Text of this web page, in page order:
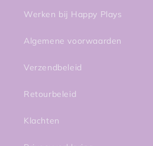
Werken bij Happy Plays
Algemene voorwaarden
Verzendbeleid
Retourbeleid
Klachten